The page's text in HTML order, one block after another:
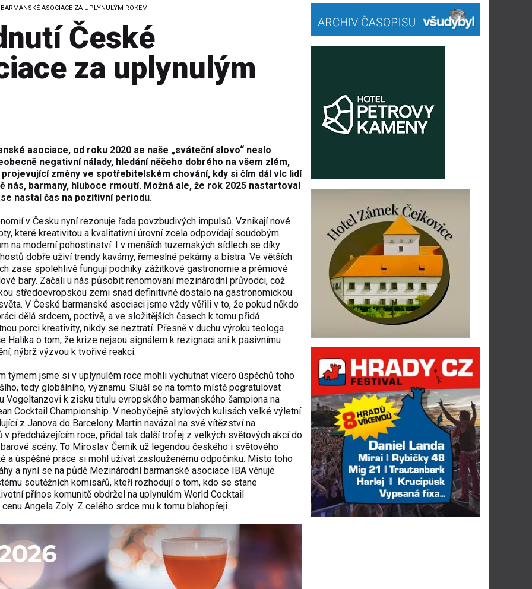
ASOCIACE ZA UPLYNULÝM ROKEM
České
za uplynulým
asociace, od roku 2020 se naše „sváteční slovo“ neslo
negativní nálady, hledání něčeho dobrého na všem zlém,
změny ve spotřebitelském chování, kdy si čím dál víc lidí
barmany, hluboce rmoutí. Možná ale, že rok 2025 nastartoval
nastal čas na pozitivní periodu.
v Česku nyní rezonuje řada povzbudivých impulsů. Vznikají nové
které kreativitou a kvalitativní úrovní zcela odpovídají soudobým
na moderní pohostinství. I v menších tuzemských sídlech se díky
dobře uživí trendy kavárny, řemeslné pekárny a bistra. Ve větších
zase spolehlivě fungují podniky zážitkové gastronomie a prémiové
bary. Začali u nás působit renomovaní mezinárodní průvodci, což
středoevropskou zemi snad definitivně dostalo na gastronomickou
V České barmanské asociaci jsme vždy věřili v to, že pokud někdo
dělá srdcem, poctivě, a ve složitějších časech k tomu přidá
porci kreativity, nikdy se neztratí. Přesně v duchu výroku teologa
Halíka o tom, že krize nejsou signálem k rezignaci ani k pasivnímu
nýbrž výzvou k tvořivé reakci.
týmem jsme si v uplynulém roce mohli vychutnat vícero úspěchů toho
tedy globálního, významu. Sluší se na tomto místě pogratulovat
Vogeltanzovi k zisku titulu evropského barmanského šampiona na
Cocktail Championship. V neobyčejně stylových kulisách velké výletní
z Janova do Barcelony Martin navázal na své vítězství na
předcházejícím roce, přidal tak další trofej z velkých světových akcí do
scény. To Miroslav Černík už legendou českého i světového
a úspěšné práce si mohl užívat zaslouženému odpočinku. Místo toho
a nyní se na půdě Mezinárodní barmanské asociace IBA věnuje
soutěžních komisařů, kteří rozhodují o tom, kdo se stane
přínos komunitě obdržel na uplynulém World Cocktail
Angela Zoly. Z celého srdce mu k tomu blahopřeji.